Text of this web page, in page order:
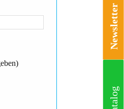
Newsletter
Katalog